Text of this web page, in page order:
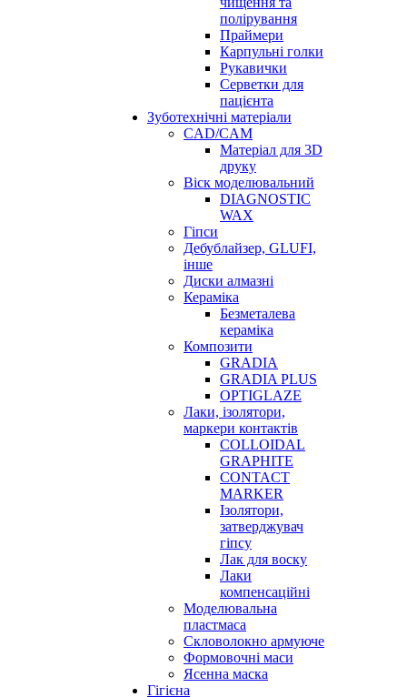
полірування
Праймери
Карпульні голки
Рукавички
Серветки для
пацієнта
Зуботехнічні матеріали
CAD/CAM
Матеріал для 3D
друку
Віск моделювальний
DIAGNOSTIC
WAX
Гіпси
Дебублайзер, GLUFI,
інше
Диски алмазні
Кераміка
Безметалева
кераміка
Композити
GRADIA
GRADIA PLUS
OPTIGLAZE
Лаки, ізолятори,
маркери контактів
COLLOIDAL
GRAPHITE
CONTACT
MARKER
Ізолятори,
затверджувач
гіпсу
Лак для воску
Лаки
компенсаційні
Моделювальна
пластмаса
Скловолокно армуюче
Формовочні маси
Ясенна маска
Гігієна